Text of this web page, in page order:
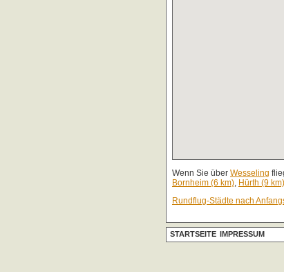
Wenn Sie über Wesseling
Bornheim (6 km), Hürth (9 km)
Rundflug-Städte nach
STARTSEITE IMPRESSUM